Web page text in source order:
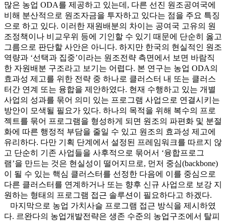
많은 농업 ODA를 제공하고 있는데, 다른 선진 원조공여국에
비해 분산적으로 원조자금을 투자하고 있다는 점을 주요 특징
으로 하고 있다. 이러한 재원배분의 차이는 공여국 고유의 원
조정책이나 비교우위 등에 기인할 수 있기 때문에 단순히 옳고
그름으로 판단할 사안은 아니다. 하지만 한국의 현실적인 원조
역량과 ‘선택과 집중’이라는 원조전략 측면에서 보면 바람직
한 자원배분 구조라고 보기는 어렵다. 본 연구는 농업 ODA의
효과성 제고를 위한 전략 중 하나로 클러스터 내 또는 클러스
터간 연계 또는 융합을 제안하였다. 현재 수행하고 있는 개별
사업의 성과를 묶어 의미 있는 프로그램 사업으로 연결시키는
방안이 모색될 필요가 있다. 하나의 목적을 위해 복수의 프로
젝트를 묶어 프로그램을 형성하게 되면 원조의 파편화 및 분절
화에 따른 행정적 부담을 줄일 수 있고 원조의 효과성 제고에
유리하다. 다만 기획 단계에서 설정된 프레임워크를 따르지 않
고 단순히 기존 사업들을 사후적으로 묶어서 ‘융합프로그
램’을 만드는 것은 현실성이 떨어지므로, 먼저 중심(backbone)
이 될 수 있는 핵심 클러스터를 선정한 다음에 이를 중심으로
다른 클러스터를 연계하거나 또는 향후 신규 사업으로 보강 지
원하는 형태의 프로그램 접근 솔루션이 필요하다고 하겠다.
마지막으로 농업 가치사슬 프로그램 접근 방식을 제시하였
다. 르완다의 농업개발전략은 생존 수준의 농업구조에서 탈피